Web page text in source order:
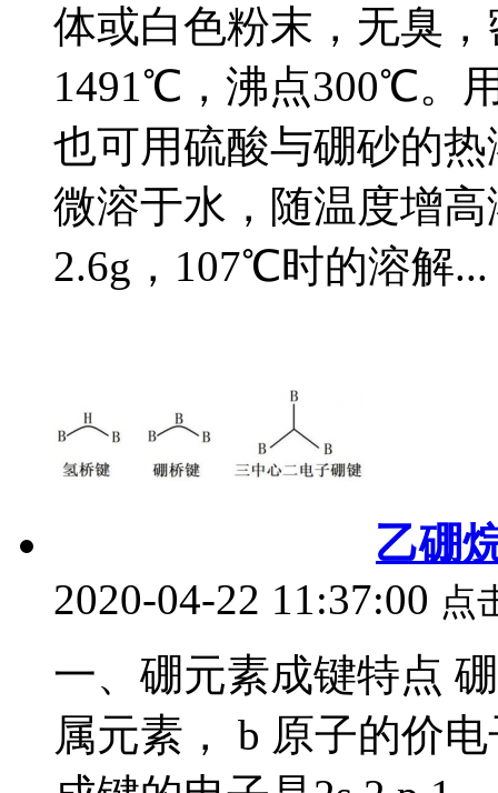
体或白色粉末，无臭，
1491℃，沸点300℃。
也可用硫酸与硼砂的
微溶于水，随温度增
2.6g，107℃时的溶解...
乙硼
2020-04-22 11:37:00 点
一、硼元素成键特点
属元素， b 原子的价